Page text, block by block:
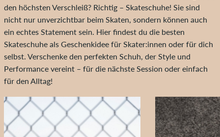
den höchsten Verschleiß? Richtig – Skateschuhe! Sie sind
nicht nur unverzichtbar beim Skaten, sondern können auch
ein echtes Statement sein. Hier findest du die besten
Skateschuhe als Geschenkidee für Skater:innen oder für dich
selbst. Verschenke den perfekten Schuh, der Style und
Performance vereint – für die nächste Session oder einfach
für den Alltag!